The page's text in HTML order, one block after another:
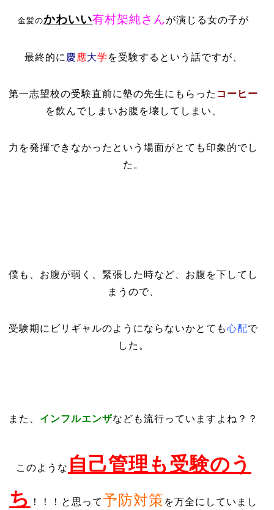
金髪のかわいい有村架純さんが演じる女の子が
最終的に 慶 應大学 を受験するという話ですが、
第一志望校の受験直前に塾の先生にもらった コーヒー
を飲んでしまいお腹を壊してしまい、
力を発揮できなかったという場面がとても印象的でし
た。
僕も、お腹が弱く、緊張した時など、お腹を下してし
まうので、
受験期にビリギャルのようにならないかとても心配で
した。
また、 インフルエンザなども流行っていますよね？？
このような 自己管理も受験のう
ち
！！！と思って予防対策 を万全にしていまし